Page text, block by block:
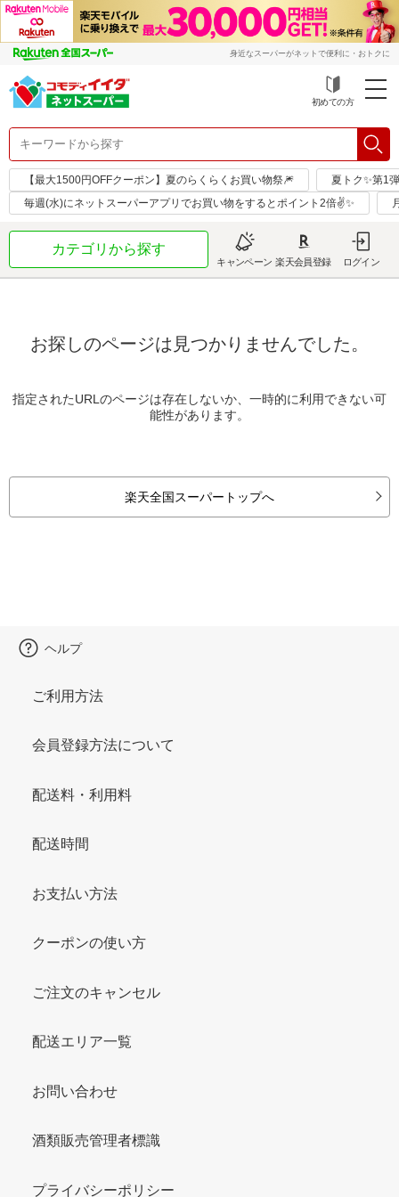
身近なスーパーがネットで便利に・おトクに
初めての方
【最大1500円OFFクーポン】夏のらくらくお買い物祭🎆
夏トク✨第1
毎週(水)にネットスーパーアプリでお買い物をするとポイント2倍✌✨
カテゴリから探す
キャンペーン 楽天会員登録 ログイン
お探しのページは見つかりませんでした。
指定されたURLのページは存在しないか、一時的に利用できない可
能性があります。
楽天全国スーパートップへ
ヘルプ
ご利用方法
会員登録方法について
配送料・利用料
配送時間
お支払い方法
クーポンの使い方
ご注文のキャンセル
配送エリア一覧
お問い合わせ
酒類販売管理者標識
プライバシーポリシー